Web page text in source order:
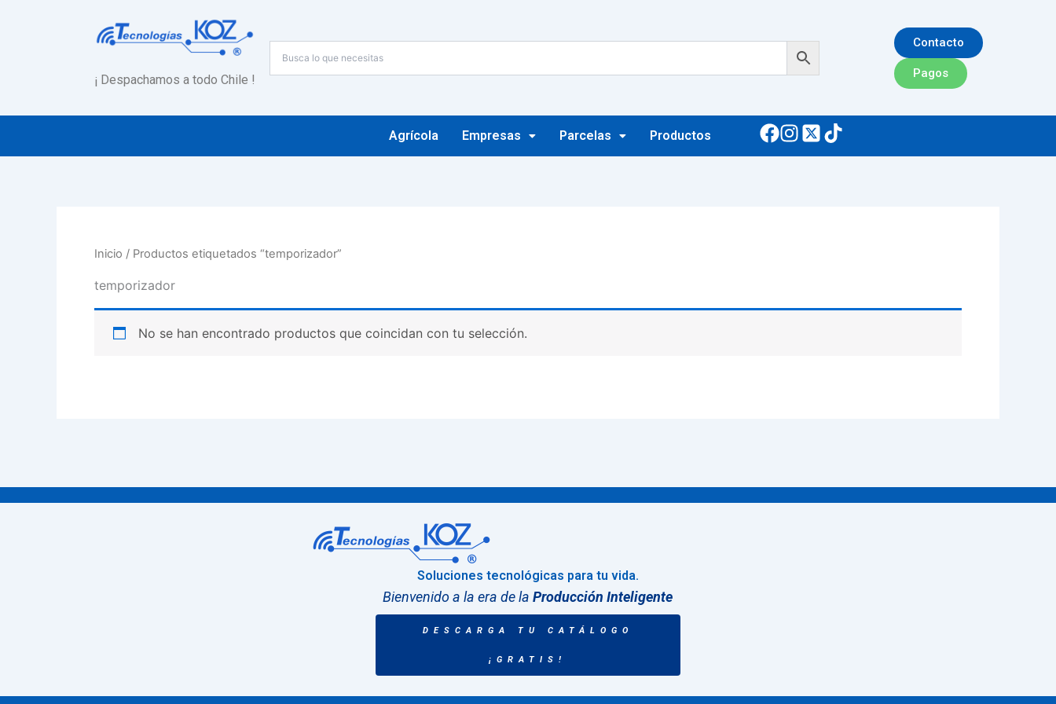
¡ Despachamos a todo Chile !
Contacto
Pagos
Agrícola Empresas Parcelas Productos
Inicio / Productos etiquetados “temporizador”
temporizador
No se han encontrado productos que coincidan con tu selección.
Soluciones tecnológicas para tu vida.
Bienvenido a la era de laProducción Inteligente
DESCARGA TU CATÁLOGO
¡GRATIS!